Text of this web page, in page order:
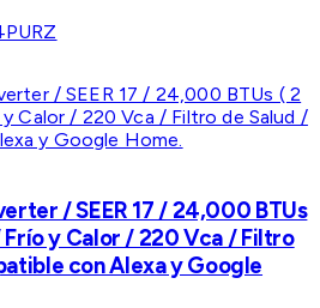
/ SEER 17 / 24,000 BTUs
Frío y Calor / 220 Vca / Filtro
con Alexa y Google